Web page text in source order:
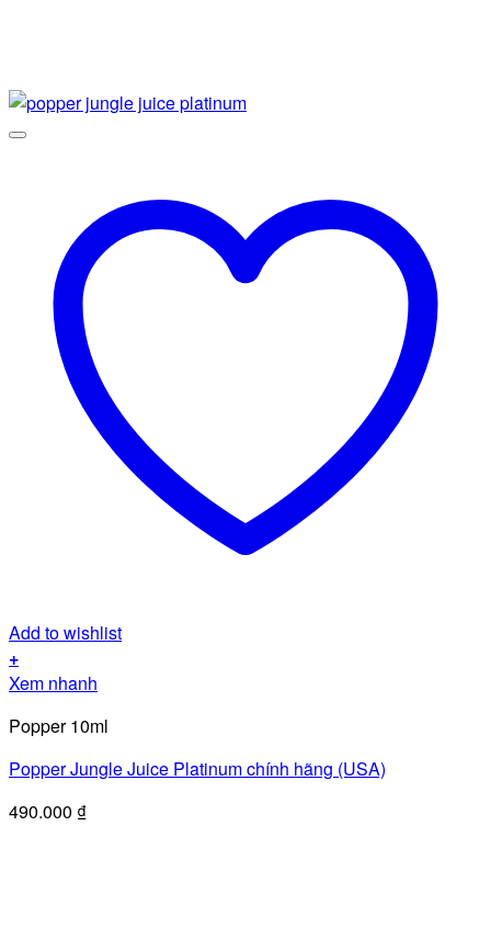
Add to wishlist
+
Xem nhanh
Popper 10ml
Popper Jungle Juice Platinum chính hãng (USA)
490.000 ₫